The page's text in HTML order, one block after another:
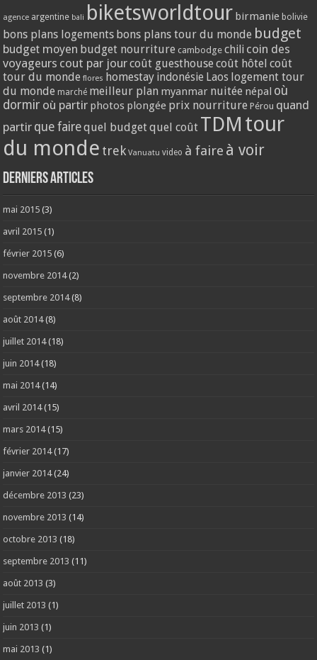
agence argentine bali biketsworldtour birmanie bolivie
bons plans logements bons plans tour du monde budget
budget moyen budget nourriture cambodge chili coin des
voyageurs cout par jourcoût guesthouse coût hôtel coût
tour du monde flores homestay indonésie Laos logement tour
du monde marché meilleur plan myanmar nuitée népal où
dormir où partir photos plongée prix nourriture Pérou quand
partir que fairequel budgetquel coût TDM tour
du monde trek Vanuatu video à faire à voir
Derniers articles
mai 2015 (3)
avril 2015 (1)
février 2015 (6)
novembre 2014(2)
septembre 2014(8)
août 2014(8)
juillet 2014(18)
juin 2014(18)
mai 2014(14)
avril 2014(15)
mars 2014(15)
février 2014(17)
janvier 2014(24)
décembre 2013 (23)
novembre 2013 (14)
octobre 2013 (18)
septembre 2013 (11)
août 2013 (3)
juillet 2013 (1)
juin 2013 (1)
mai 2013 (1)